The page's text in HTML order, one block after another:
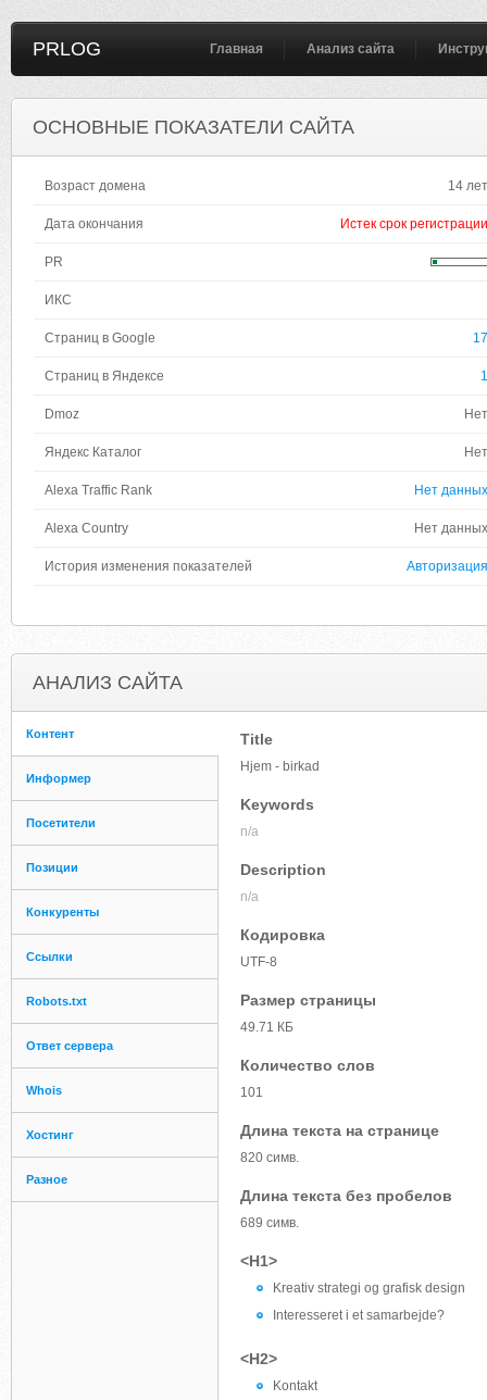
PRLOG Главная Анализ сайта
ОСНОВНЫЕ ПОКАЗАТЕЛИ САЙТА
Возраст домена 14 лет
Дата окончания Истек срок регистрации
PR
ИКС
Страниц в Google 17
Страниц в Яндексе 1
Dmoz Нет
Яндекс Каталог Нет
Alexa Traffic Rank Нет данных
Alexa Country Нет данных
История изменения показателей Авторизация
АНАЛИЗ САЙТА
Контент
Информер
Посетители
Позиции
Конкуренты
Ссылки
Robots.txt
Ответ сервера
Whois
Хостинг
Разное
Title
Hjem - birkad
Keywords
n/a
Description
n/a
Кодировка
UTF-8
Размер страницы
49.71 КБ
Количество слов
101
Длина текста на странице
820 симв.
Длина текста без пробелов
689 симв.
<H1>
Kreativ strategi og grafisk design
Interesseret i et samarbejde?
<H2>
Kontakt